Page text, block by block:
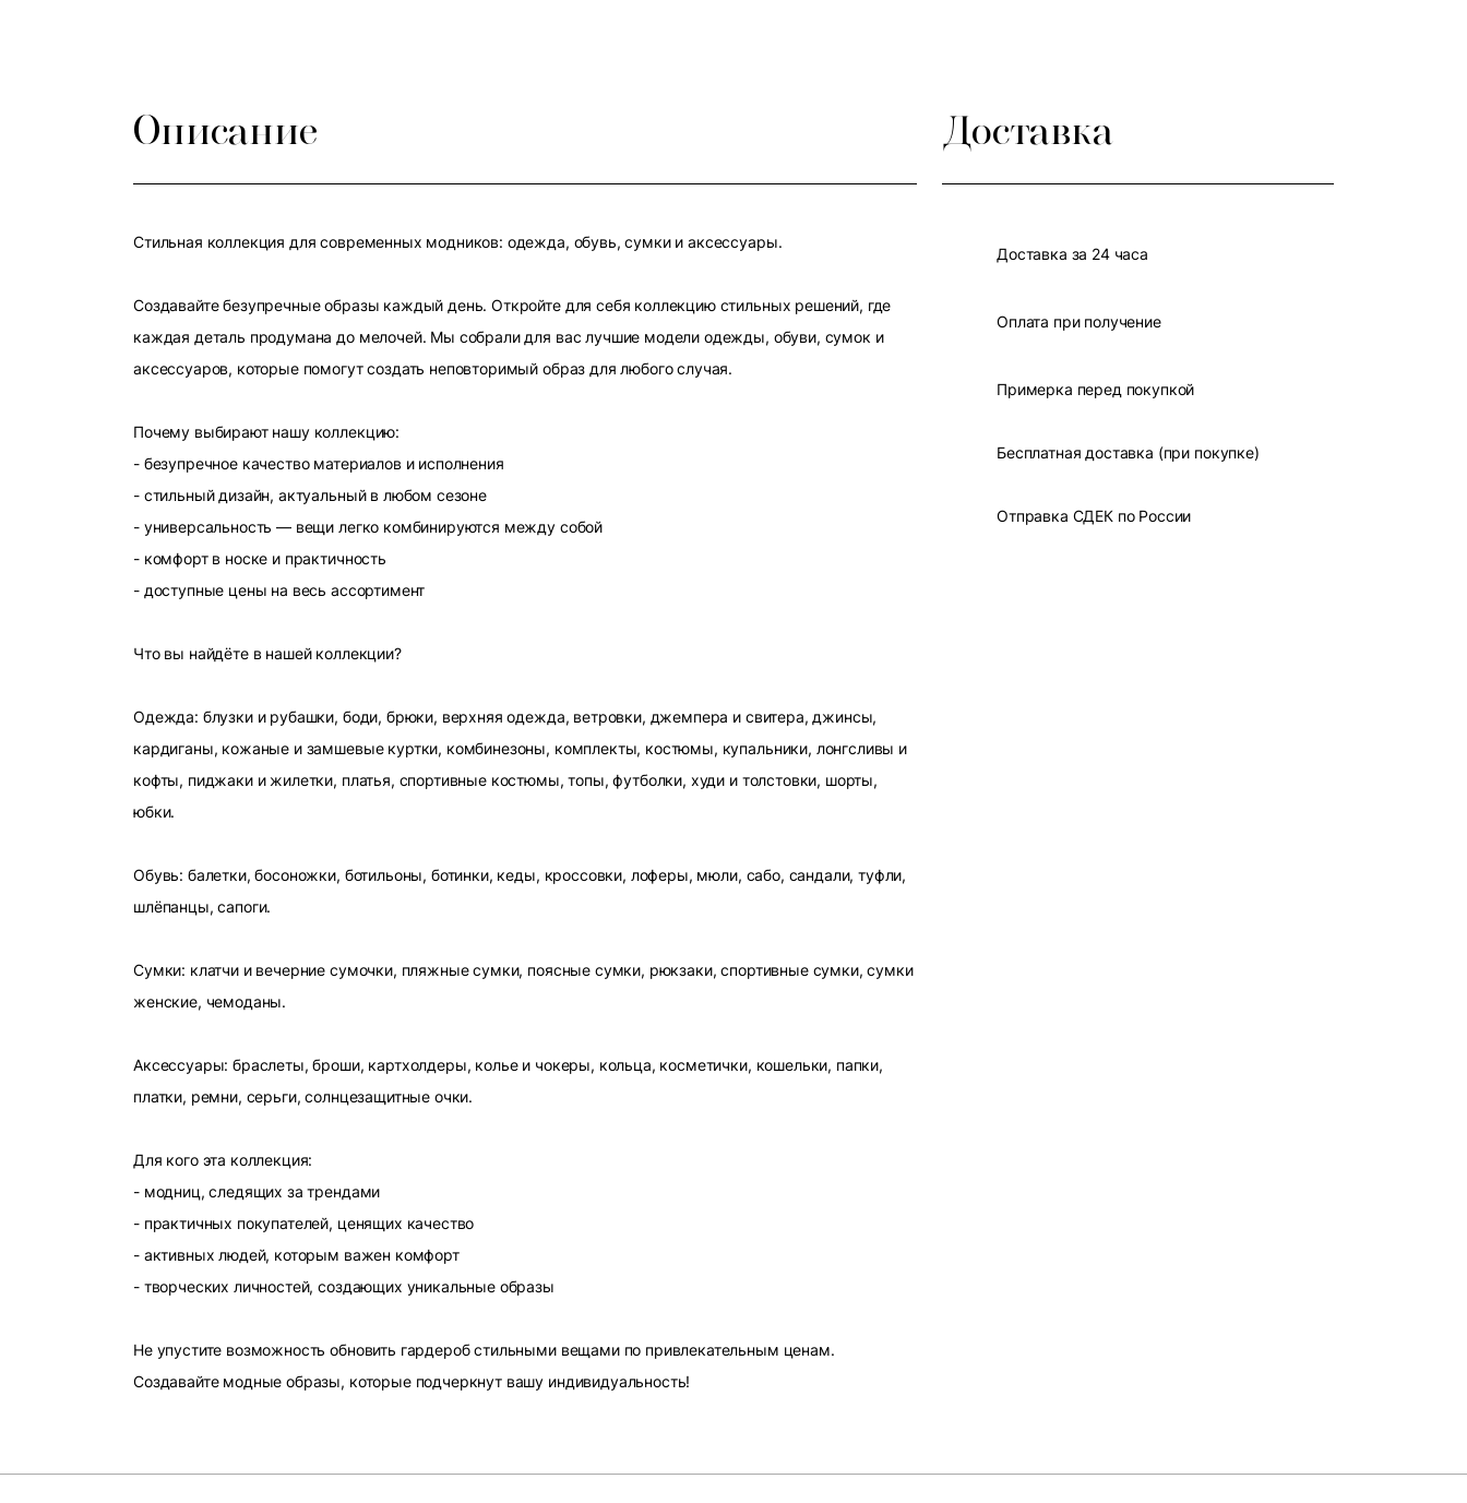
Описание
Стильная коллекция для современных модников: одежда, обувь, сумки и аксессуары.
Создавайте безупречные образы каждый день. Откройте для себя коллекцию стильных решений, где
каждая деталь продумана до мелочей. Мы собрали для вас лучшие модели одежды, обуви, сумок и
аксессуаров, которые помогут создать неповторимый образ для любого случая.
Почему выбирают нашу коллекцию:
- безупречное качество материалов и исполнения
- стильный дизайн, актуальный в любом сезоне
- универсальность — вещи легко комбинируются между собой
- комфорт в носке и практичность
- доступные цены на весь ассортимент
Что вы найдёте в нашей коллекции?
Одежда: блузки и рубашки, боди, брюки, верхняя одежда, ветровки, джемпера и свитера, джинсы,
кардиганы, кожаные и замшевые куртки, комбинезоны, комплекты, костюмы, купальники, лонгсливы и
кофты, пиджаки и жилетки, платья, спортивные костюмы, топы, футболки, худи и толстовки, шорты,
юбки.
Обувь: балетки, босоножки, ботильоны, ботинки, кеды, кроссовки, лоферы, мюли, сабо, сандали, туфли,
шлёпанцы, сапоги.
Сумки: клатчи и вечерние сумочки, пляжные сумки, поясные сумки, рюкзаки, спортивные сумки, сумки
женские, чемоданы.
Аксессуары: браслеты, броши, картхолдеры, колье и чокеры, кольца, косметички, кошельки, папки,
платки, ремни, серьги, солнцезащитные очки.
Для кого эта коллекция:
- модниц, следящих за трендами
- практичных покупателей, ценящих качество
- активных людей, которым важен комфорт
- творческих личностей, создающих уникальные образы
Не упустите возможность обновить гардероб стильными вещами по привлекательным ценам.
Создавайте модные образы, которые подчеркнут вашу индивидуальность!
Доставка
Доставка за 24 часа
Оплата при получение
Примерка перед покупкой
Бесплатная доставка (при покупке)
Отправка СДЕК по России